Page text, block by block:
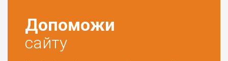
Допоможи
сайту